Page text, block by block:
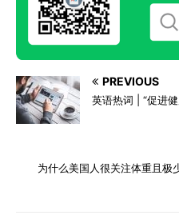
PREVIOUS
英语热词 | “促进
为什么美国人很关注体重且极